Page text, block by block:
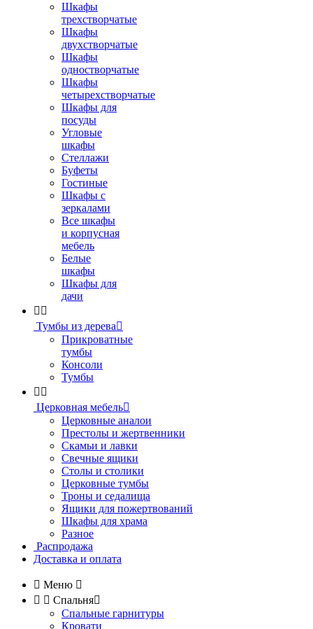
Шкафы
трехстворчатые
Шкафы
двухстворчатые
Шкафы
одностворчатые
Шкафы
четырехстворчатые
Шкафы для
посуды
Угловые
шкафы
Стеллажи
Буфеты
Гостиные
Шкафы с
зеркалами
Все шкафы
и корпусная
мебель
Белые
шкафы
Шкафы для
дачи
 
Тумбы из дерева
Прикроватные
тумбы
Консоли
Тумбы
 
Церковная мебель
Церковные аналои
Престолы и жертвенники
Скамьи и лавки
Свечные ящики
Столы и столики
Церковные тумбы
Троны и седалища
Ящики для пожертвований
Шкафы для храма
Разное
Распродажа
Доставка и оплата
 Меню 
  Спальня
Спальные гарнитуры
Кровати